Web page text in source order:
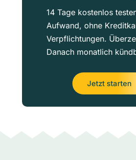
14 Tage kostenlos
Aufwand, ohne
Verpflichtungen.
Danach monatlich
Jetzt starten